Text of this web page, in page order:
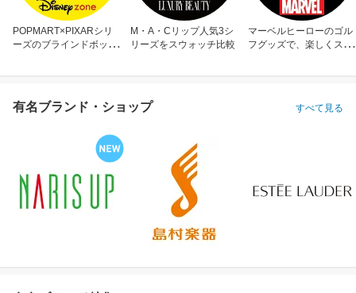
POPMART×PIXARシリ
ーズのブラインドボック
M・A・Cリップ人気3シ
リーズをスウォッチ比較
マーベルヒーローのゴル
フグッズで、楽しくスコ
有名ブランド・ショップ すべて見る